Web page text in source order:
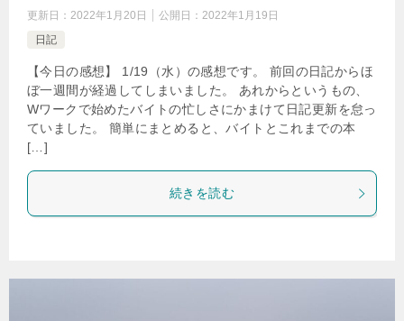
更新日： 2022年1月20日 公開日： 2022年1月19日
日記
【今日の感想】 1/19（水）の感想です。 前回の日記からほ
ぼ一週間が経過してしまいました。 あれからというもの、
Wワークで始めたバイトの忙しさにかまけて日記更新を怠っ
ていました。 簡単にまとめると、バイトとこれまでの本
[…]
続きを読む